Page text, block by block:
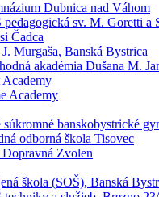
Dubnica nad Váhom
pedagogická sv. M. Goretti a
Čadca
J. Murgaša, Banská Bystrica
akadémia Dušana M.
Academy
Academy
súkromné banskobystrické
odborná škola Tisovec
Dopravná Zvolen
škola (SOŠ), Banská